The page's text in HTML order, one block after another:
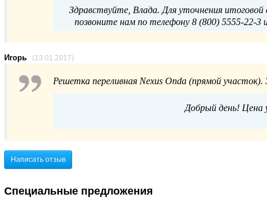
Здравствуйте, Влада. Для уточнения
позвоните нам по телефону 8 (800) 5555-22-3
Игорь (13.01.2017)
Решетка переливная Nexus Onda (прямой
Добрый день! Цена
Написать отзыв
Специальные предложения